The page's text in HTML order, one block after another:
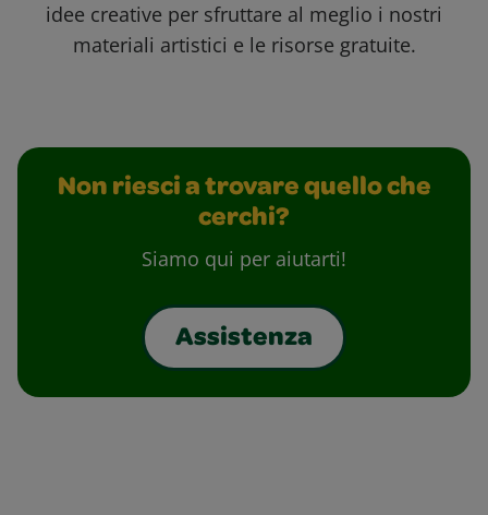
idee creative per sfruttare al meglio i nostri
materiali artistici e le risorse gratuite.
Non riesci a trovare quello che
cerchi?
Siamo qui per aiutarti!
Assistenza